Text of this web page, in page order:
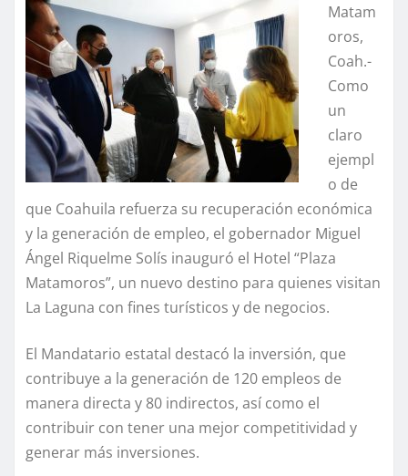
Matam
oros,
Coah.-
Como
un
claro
ejempl
o de
que Coahuila refuerza su recuperación económica
y la generación de empleo, el gobernador Miguel
Ángel Riquelme Solís inauguró el Hotel “Plaza
Matamoros”, un nuevo destino para quienes visitan
La Laguna con fines turísticos y de negocios.
El Mandatario estatal destacó la inversión, que
contribuye a la generación de 120 empleos de
manera directa y 80 indirectos, así como el
contribuir con tener una mejor competitividad y
generar más inversiones.